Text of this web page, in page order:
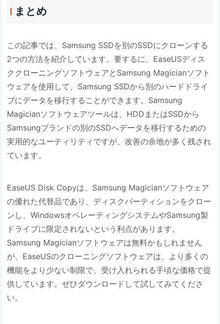
まとめ
この記事では、Samsung SSDを別のSSDにクローンする
2つの方法を紹介しています。要するに、EaseUSディス
ククローニングソフトウェアとSamsung Magicianソフト
ウェアを使用して、Samsung SSDから別のハードドライ
ブにデータを移行することができます。Samsung
Magicianソフトウェアツールは、HDDまたはSSDから
Samsungブランドの別のSSDへデータを移行するための
実用的なユーティリティですが、改善の余地が多く残され
ています。
EaseUS Disk Copyは、Samsung Magicianソフトウェア
の優れた代替品であり、ディスクパーティションをクロー
ンし、WindowsオペレーティングシステムやSamsung製
ドライブに限定されないという利点があります。
Samsung Magicianソフトウェアは無料かもしれません
が、EaseUSのクローニングソフトウェアは、より多くの
機能をより少ない制限で、受け入れられる手頃な価格で提
供しています。ぜひダウンロードして試してみてくださ
い。